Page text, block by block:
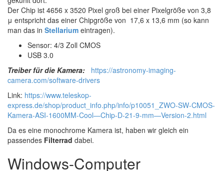
Der Chip ist 4656 x 3520 Pixel groß bei einer Pixelgröße von 3,8
μ entspricht das einer Chipgröße von 17,6 x 13,6 mm (so kann
man das in Stellarium eintragen).
Sensor: 4/3 Zoll CMOS
USB 3.0
Treiber für die Kamera: https://astronomy-imaging-
camera.com/software-drivers
Link: https://www.teleskop-
express.de/shop/product_info.php/info/p10051_ZWO-SW-CMOS-
Kamera-ASI-1600MM-Cool—Chip-D-21-9-mm—Version-2.html
Da es eine monochrome Kamera ist, haben wir gleich ein
passendes Filterrad dabei.
Windows-Computer